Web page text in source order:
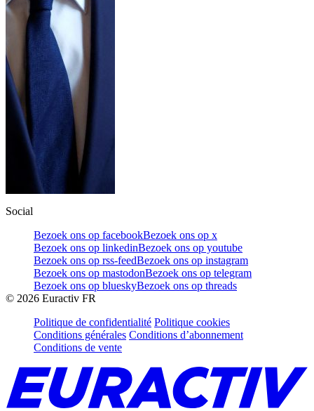
Social
Bezoek ons op facebookBezoek ons op x
Bezoek ons op linkedinBezoek ons op youtube
Bezoek ons op rss-feedBezoek ons op instagram
Bezoek ons op mastodonBezoek ons op telegram
Bezoek ons op blueskyBezoek ons op threads
© 2026 Euractiv FR
Politique de confidentialité Politique cookies
Conditions générales Conditions d’abonnement
Conditions de vente